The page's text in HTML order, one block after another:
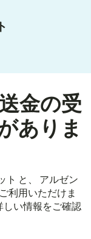
金の受
ありま
ト と、 アルゼン
利用いただけま
しい情報をご確認